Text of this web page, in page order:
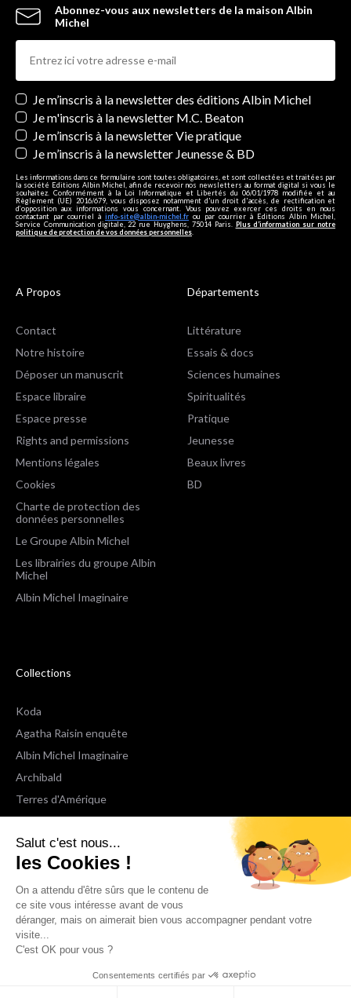
Salut c'est nous...
les Cookies !
On a attendu d'être sûrs que le contenu de
ce site vous intéresse avant de vous
déranger, mais on aimerait bien vous accompagner pendant votre
visite...
C'est OK pour vous ?
Consentements certifiés par
Abonnez-vous aux newsletters de la maison Albin
Michel
Newsletters
Je m’inscris à la newsletter des éditions Albin Michel
Je m'inscris à la newsletter M.C. Beaton
Je m’inscris à la newsletter Vie pratique
Je m’inscris à la newsletter Jeunesse & BD
Les informations dans ce formulaire sont toutes obligatoires, et sont collectées et traitées par
la société Editions Albin Michel, afin de recevoir nos newsletters au format digital si vous le
souhaitez. Conformément à la Loi Informatique et Libertés du 06/01/1978 modifiée et au
Règlement (UE) 2016/679, vous disposez notamment d'un droit d'accès, de rectification et
d’opposition aux informations vous concernant. Vous pouvez exercer ces droits en nous
contactant par courriel à info-site@albin-michel.fr ou par courrier à Editions Albin Michel,
Service Communication digitale, 22 rue Huyghens, 75014 Paris. Plus d’information sur notre
politique de protection de vos données personnelles
A Propos
Contact
Notre histoire
Déposer un manuscrit
Espace libraire
Espace presse
Rights and permissions
Mentions légales
Cookies
Charte de protection des
données personnelles
Le Groupe Albin Michel
Les librairies du groupe Albin
Michel
Albin Michel Imaginaire
Départements
Littérature
Essais & docs
Sciences humaines
Spiritualités
Pratique
Jeunesse
Beaux livres
BD
Collections
Koda
Agatha Raisin enquête
Albin Michel Imaginaire
Archibald
Terres d'Amérique
Espaces Libres Poche
NOX
Wiz
Voir toutes les collections
Nous suivre